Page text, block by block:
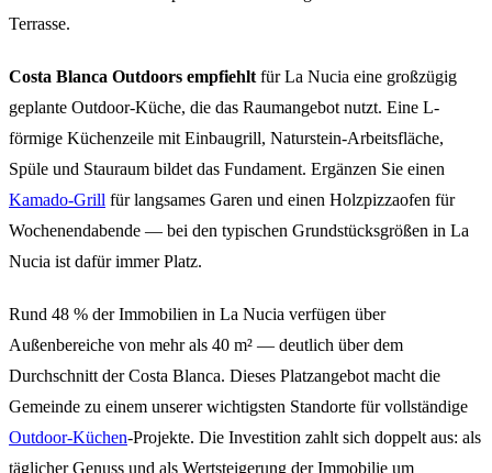
Terrasse.
Costa Blanca Outdoors empfiehlt für La Nucia eine großzügig
geplante Outdoor-Küche, die das Raumangebot nutzt. Eine L-
förmige Küchenzeile mit Einbaugrill, Naturstein-Arbeitsfläche,
Spüle und Stauraum bildet das Fundament. Ergänzen Sie einen
Kamado-Grill für langsames Garen und einen Holzpizzaofen für
Wochenendabende — bei den typischen Grundstücksgrößen in La
Nucia ist dafür immer Platz.
Rund 48 % der Immobilien in La Nucia verfügen über
Außenbereiche von mehr als 40 m² — deutlich über dem
Durchschnitt der Costa Blanca. Dieses Platzangebot macht die
Gemeinde zu einem unserer wichtigsten Standorte für vollständige
Outdoor-Küchen-Projekte. Die Investition zahlt sich doppelt aus: als
täglicher Genuss und als Wertsteigerung der Immobilie um